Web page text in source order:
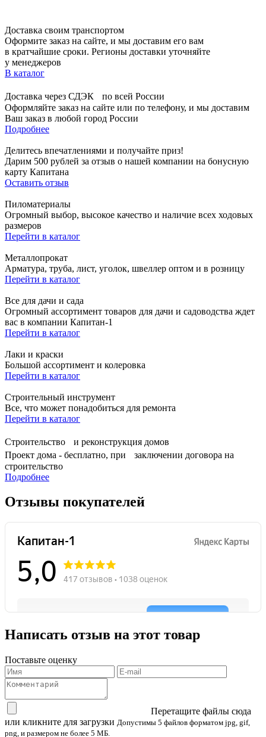
Доставка своим транспортом
Оформите заказ на сайте, и мы доставим его вам
в кратчайшие сроки. Регионы доставки уточняйте
у менеджеров
В каталог
Доставка через СДЭК по всей России
Оформляйте заказ на сайте или по телефону, и мы доставим
Ваш заказ в любой город России
Подробнее
Делитесь впечатлениями и получайте приз!
Дарим 500 рублей за отзыв о нашей компании на бонусную
карту Капитана
Оставить отзыв
Пиломатериалы
Огромный выбор, высокое качество и наличие всех ходовых
размеров
Перейти в каталог
Металлопрокат
Арматура, труба, лист, уголок, швеллер оптом и в розницу
Перейти в каталог
Все для дачи и сада
Огромный ассортимент товаров для дачи и садоводства ждет
вас в компании Капитан-1
Перейти в каталог
Лаки и краски
Большой ассортимент и колеровка
Перейти в каталог
Строительный инструмент
Все, что может понадобиться для ремонта
Перейти в каталог
Строительство и реконструкция домов
Проект дома - бесплатно, при заключении договора на
строительство
Подробнее
Отзывы покупателей
Написать отзыв на этот товар
Поставьте оценку
Перетащите файлы сюда
или кликните для загрузки Допустимы 5 файлов форматом jpg, gif,
png, и размером не более 5 МБ.